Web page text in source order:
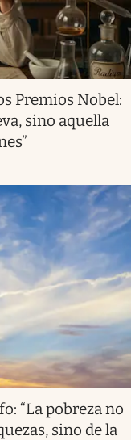
Premios Nobel:
sino aquella
“La pobreza no
sino de la